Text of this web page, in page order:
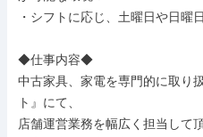
・シフトに応じ、土曜日や日曜
◆仕事内容◆
中古家具、家電を専門的に取り
ト』にて、
店舗運営業務を幅広く担当して